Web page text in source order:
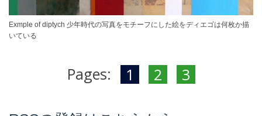
Exmple of diptych 少年時代の写真をモチーフにした絵をディエゴは何枚か描
いている
Pages: 1 2 3